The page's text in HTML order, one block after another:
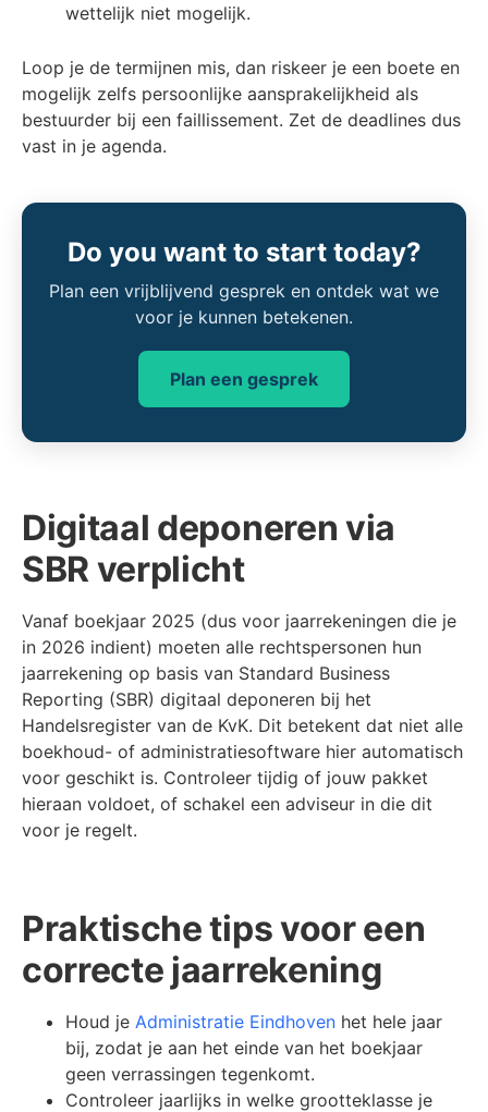
wettelijk niet mogelijk.
Loop je de termijnen mis, dan riskeer je een boete en
mogelijk zelfs persoonlijke aansprakelijkheid als
bestuurder bij een faillissement. Zet de deadlines dus
vast in je agenda.
Do you want to start today?
Plan een vrijblijvend gesprek en ontdek wat we
voor je kunnen betekenen.
Plan een gesprek
Digitaal deponeren via
SBR verplicht
Vanaf boekjaar 2025 (dus voor jaarrekeningen die je
in 2026 indient) moeten alle rechtspersonen hun
jaarrekening op basis van Standard Business
Reporting (SBR) digitaal deponeren bij het
Handelsregister van de KvK. Dit betekent dat niet alle
boekhoud- of administratiesoftware hier automatisch
voor geschikt is. Controleer tijdig of jouw pakket
hieraan voldoet, of schakel een adviseur in die dit
voor je regelt.
Praktische tips voor een
correcte jaarrekening
Houd je Administratie Eindhoven het hele jaar
bij, zodat je aan het einde van het boekjaar
geen verrassingen tegenkomt.
Controleer jaarlijks in welke grootteklasse je